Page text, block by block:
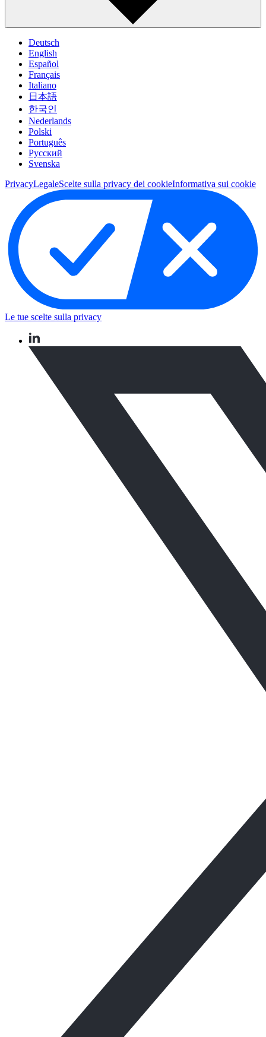
Deutsch
English
Español
Français
Italiano
日本語
한국인
Nederlands
Polski
Português
Pусский
Svenska
PrivacyLegaleScelte sulla privacy dei cookieInformativa sui cookie
Le tue scelte sulla privacy